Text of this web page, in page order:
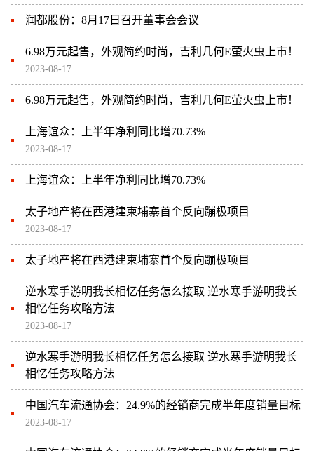
润都股份：8月17日召开董事会会议
6.98万元起售，外观简约时尚，吉利几何E萤火虫上市！
2023-08-17
6.98万元起售，外观简约时尚，吉利几何E萤火虫上市！
上海谊众：上半年净利同比增70.73%
2023-08-17
上海谊众：上半年净利同比增70.73%
太子地产将在西港建柬埔寨首个反向蹦极项目
2023-08-17
太子地产将在西港建柬埔寨首个反向蹦极项目
逆水寒手游明我长相忆任务怎么接取 逆水寒手游明我长
相忆任务攻略方法
2023-08-17
逆水寒手游明我长相忆任务怎么接取 逆水寒手游明我长
相忆任务攻略方法
中国汽车流通协会：24.9%的经销商完成半年度销量目标
2023-08-17